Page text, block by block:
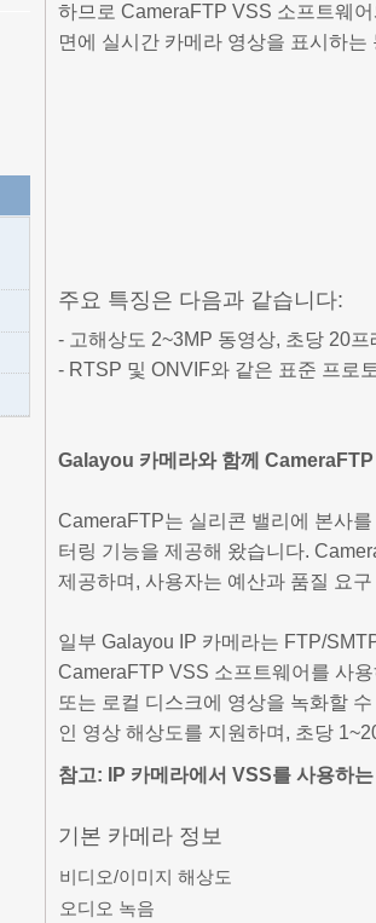
하므로 CameraFTP VSS 소프트웨
면에 실시간 카메라 영상을 표시하
주요 특징은 다음과 같습니다:
- 고해상도 2~3MP 동영상, 초당 20프
- RTSP 및 ONVIF와 같은 표준 프로
Galayou 카메라와 함께
CameraFTP는 실리콘 밸리에 본사
터링 기능을 제공해 왔습니다.
제공하며, 사용자는 예산과 품질 요
일부 Galayou IP 카메라는 FTP/
CameraFTP VSS 소프트웨어를 사
또는 로컬 디스크에 영상을 녹화할
인 영상 해상도를 지원하며, 초당
참고: IP 카메라에서 VSS를 사용하
기본 카메라 정보
비디오/이미지 해상도
오디오 녹음